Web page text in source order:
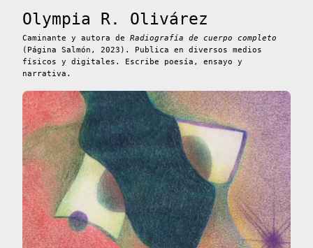
Olympia R. Olivárez
Caminante y autora de Radiografía de cuerpo completo
(Página Salmón, 2023). Publica en diversos medios
físicos y digitales. Escribe poesía, ensayo y
narrativa.